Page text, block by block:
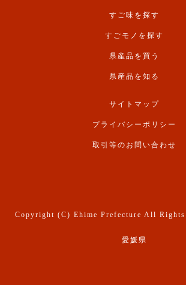
すご味を探す
すごモノを探す
県産品を買う
県産品を知る
サイトマップ
プライバシーポリシー
取引等のお問い合わせ
Copyright (C) Ehime Prefecture All Rights
愛媛県